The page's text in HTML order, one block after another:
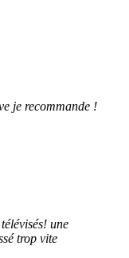
je recommande !
une
trop vite